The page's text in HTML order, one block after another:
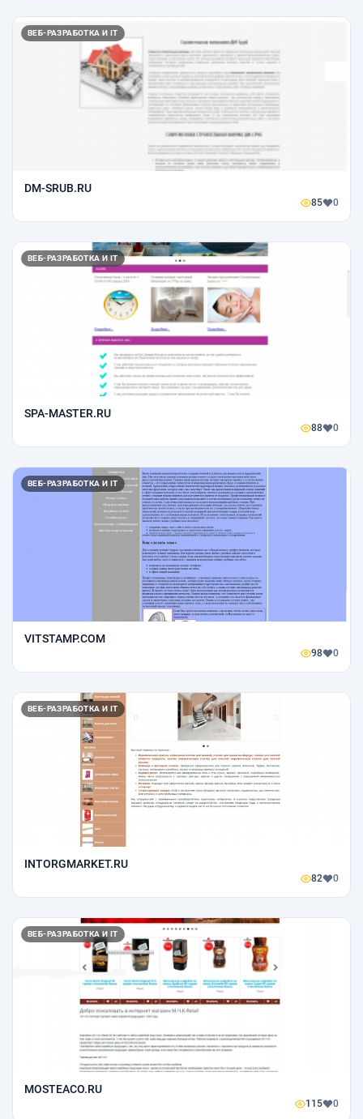
ВЕБ-РАЗРАБОТКА И IT
DM-SRUB.RU
85 0
ВЕБ-РАЗРАБОТКА И IT
SPA-MASTER.RU
88 0
ВЕБ-РАЗРАБОТКА И IT
VITSTAMP.COM
98 0
ВЕБ-РАЗРАБОТКА И IT
INTORGMARKET.RU
82 0
ВЕБ-РАЗРАБОТКА И IT
MOSTEACO.RU
115 0